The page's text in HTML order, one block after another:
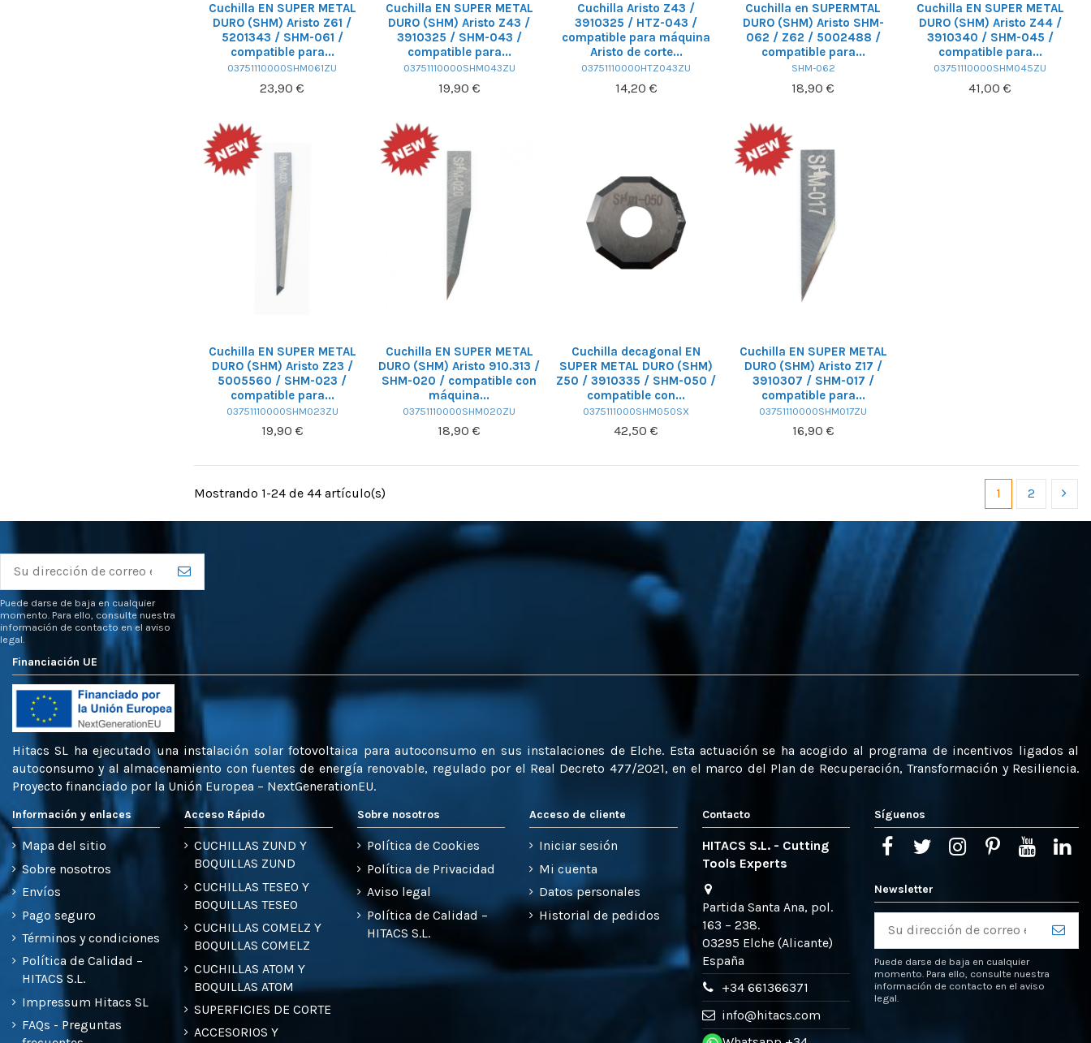
Cuchilla EN SUPER METAL
DURO (SHM) Aristo Z61 /
5201343 / SHM-061 /
compatible para...
03751110000SHM061ZU
23,90 €
Cuchilla EN SUPER METAL
DURO (SHM) Aristo Z43 /
3910325 / SHM-043 /
compatible para...
03751110000SHM043ZU
19,90 €
Cuchilla Aristo Z43 /
3910325 / HTZ-043 /
compatible para máquina
Aristo de corte...
03751110000HTZ043ZU
14,20 €
Cuchilla en SUPERMTAL
DURO (SHM) Aristo SHM-
062 / Z62 / 5002488 /
compatible para...
SHM-062
18,90 €
Cuchilla EN SUPER METAL
DURO (SHM) Aristo Z44 /
3910340 / SHM-045 /
compatible para...
03751110000SHM045ZU
41,00 €
Cuchilla EN SUPER METAL
DURO (SHM) Aristo Z23 /
5005560 / SHM-023 /
compatible para...
03751110000SHM023ZU
19,90 €
Cuchilla EN SUPER METAL
DURO (SHM) Aristo 910.313 /
SHM-020 / compatible con
máquina...
03751110000SHM020ZU
18,90 €
Cuchilla decagonal EN
SUPER METAL DURO (SHM)
Z50 / 3910335 / SHM-050 /
compatible con...
0375111000SHM050SX
42,50 €
Cuchilla EN SUPER METAL
DURO (SHM) Aristo Z17 /
3910307 / SHM-017 /
compatible para...
03751110000SHM017ZU
16,90 €
Mostrando 1-24 de 44 artículo(s) 1 2
Puede darse de baja en cualquier
momento. Para ello, consulte nuestra
información de contacto en el aviso
legal.
Financiación UE
Hitacs SL ha ejecutado una instalación solar fotovoltaica para autoconsumo en sus instalaciones de Elche. Esta actuación se ha acogido al programa de incentivos ligados al
autoconsumo y al almacenamiento con fuentes de energía renovable, regulado por el Real Decreto 477/2021, en el marco del Plan de Recuperación, Transformación y Resiliencia.
Proyecto financiado por la Unión Europea – NextGenerationEU.
Información y enlaces
Mapa del sitio
Sobre nosotros
Envíos
Pago seguro
Términos y condiciones
Política de Calidad –
HITACS S.L.
Impressum Hitacs SL
FAQs - Preguntas
Acceso Rápido
CUCHILLAS ZUND Y
BOQUILLAS ZUND
CUCHILLAS TESEO Y
BOQUILLAS TESEO
CUCHILLAS COMELZ Y
BOQUILLAS COMELZ
CUCHILLAS ATOM Y
BOQUILLAS ATOM
SUPERFICIES DE CORTE
ACCESORIOS Y
Sobre nosotros
Política de Cookies
Política de Privacidad
Aviso legal
Política de Calidad –
HITACS S.L.
Acceso de cliente
Iniciar sesión
Mi cuenta
Datos personales
Historial de pedidos
Contacto
HITACS S.L. - Cutting
Tools Experts
Partida Santa Ana, pol.
163 – 238.
03295 Elche (Alicante)
España
+34 661366371
info@hitacs.com
Síguenos
Newsletter
Puede darse de baja en cualquier
momento. Para ello, consulte nuestra
información de contacto en el aviso
legal.